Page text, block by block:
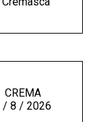
CREMA
/ 8 / 2026